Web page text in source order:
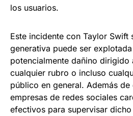
los usuarios.
Este incidente con Taylor Swift
generativa puede ser
potencialmente dañino
cualquier rubro o incluso
público en general. Además
empresas de redes sociales
efectivos para supervisar